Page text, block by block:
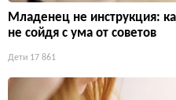
Младенец не инструкция:
не сойдя с ума от советов
Дети 17 861